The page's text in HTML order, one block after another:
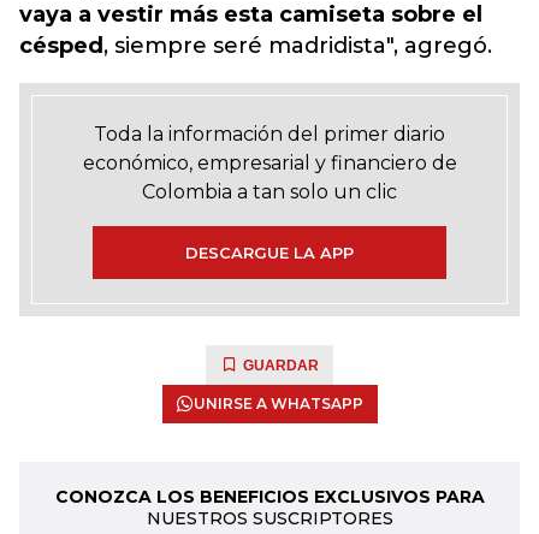
vaya a vestir más esta camiseta sobre el
césped , siempre seré madridista", agregó.
Toda la información del primer diario
económico, empresarial y financiero de
Colombia a tan solo un clic
DESCARGUE LA APP
GUARDAR
UNIRSE A WHATSAPP
CONOZCA LOS BENEFICIOS EXCLUSIVOS PARA
NUESTROS SUSCRIPTORES